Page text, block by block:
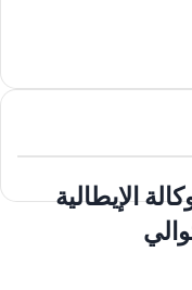
الإيطالية